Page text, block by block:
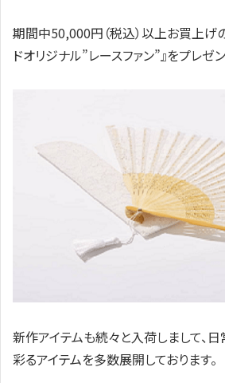
期間中50,000円（税込）以上お買上げ
ドオリジナル”レースファン”』をプレゼ
新作アイテムも続々と入荷しまして、日
彩るアイテムを多数展開しております。